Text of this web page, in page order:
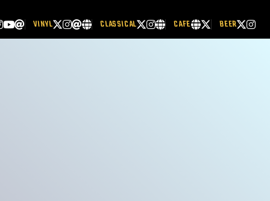
VINYL CLASSICAL CAFE BEER